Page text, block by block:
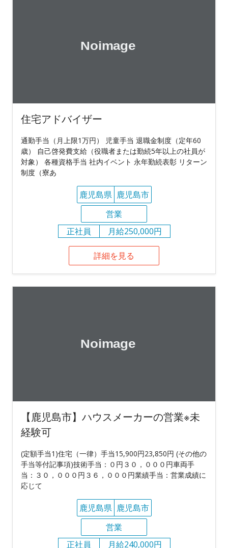
住宅アドバイザー
通勤手当（月上限1万円） 児童手当 退職金制度（定年60
歳） 自己啓発費支給（役職者または勤続5年以上の社員が
対象） 各種資格手当 社内イベント 永年勤続表彰 リターン
制度（寮あ
鹿児島県 鹿児島市
営業
正社員
月給250,000円
詳細を見る
【鹿児島市】ハウスメーカーの営業※未
経験可
(定額手当1)住宅（一律）手当15,900円23,850円 (その他の
手当等付記事項)技術手当：０円３０，０００円車両手
当：３０，０００円３６，０００円業績手当：営業成績に
応じて
鹿児島県 鹿児島市
営業
正社員
月給240,000円